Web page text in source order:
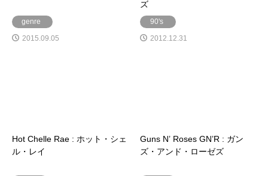
genre
2015.09.05
ズ
90's
2012.12.31
Hot Chelle Rae : ホット・シェ
ル・レイ
Guns N’ Roses GN’R : ガン
ズ・アンド・ローゼズ